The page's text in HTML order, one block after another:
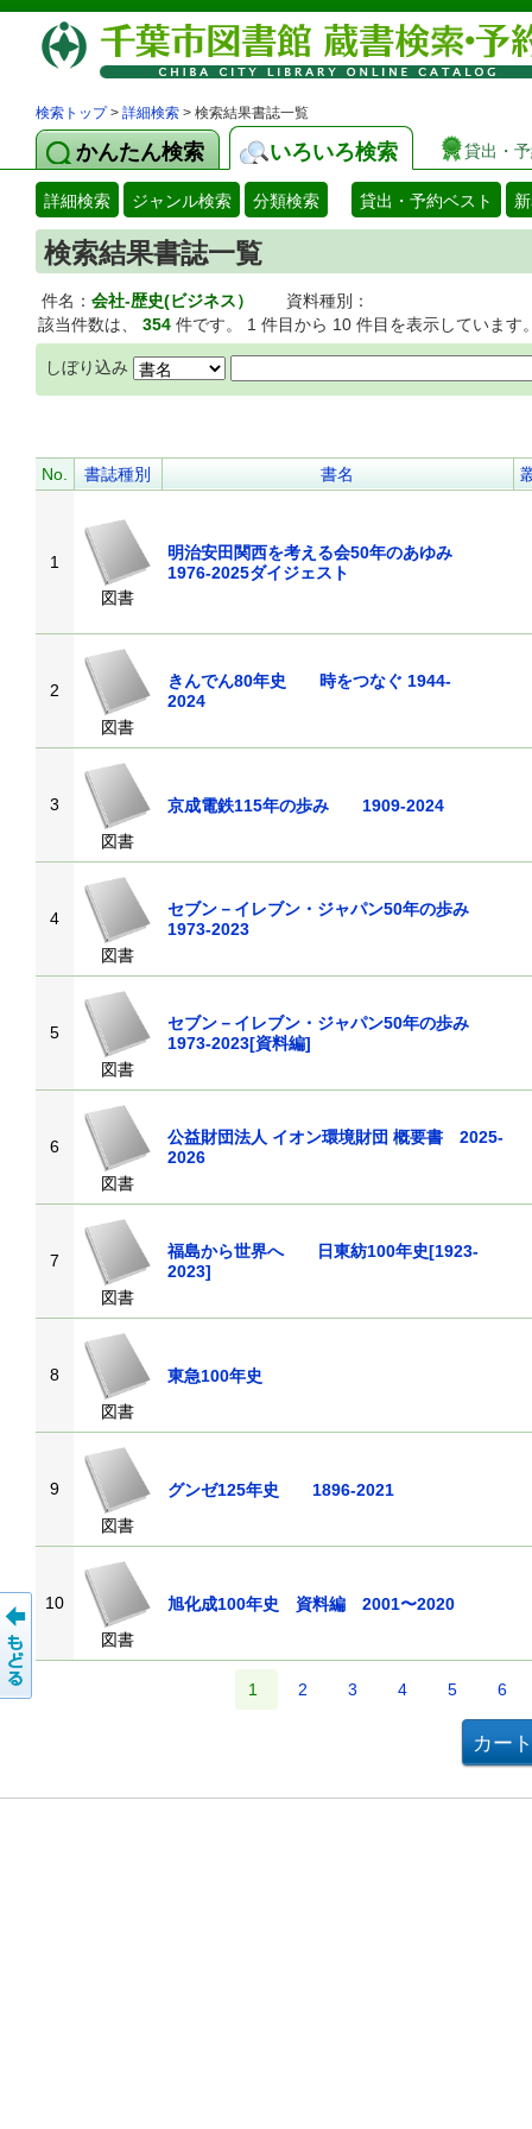
検索トップ> 詳細検索 > 検索結果書誌一覧
かんたん検索 いろいろ検索 貸出・
詳細検索 ジャンル検索 分類検索 貸出・予約ベスト
検索結果書誌一覧
件名： 会社-歴史(ビジネス） 資料種別：
該当件数は、 354 件です。 1 件目から 10 件目を表示しています
しぼり込み
No. 書誌種別 書名
1
図書
明治安田関西を考える会50年のあゆみ
1976-2025ダイジェスト
2
図書
きんでん80年史 時をつなぐ 1944-
2024
3
図書
京成電鉄115年の歩み 1909-2024
4
図書
セブン－イレブン・ジャパン50年の歩み
1973-2023
5
図書
セブン－イレブン・ジャパン50年の歩み
1973-2023[資料編]
6
図書
公益財団法人 イオン環境財団 概要書 2025-
2026
7
図書
福島から世界へ 日東紡100年史[1923-
2023]
8
図書
東急100年史
9
図書
グンゼ125年史 1896-2021
10
図書
旭化成100年史 資料編 2001〜2020
1 2 3 4 5 6